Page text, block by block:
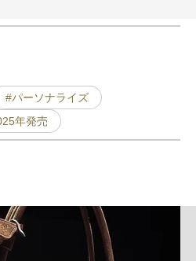
#パーソナライズ
年発売